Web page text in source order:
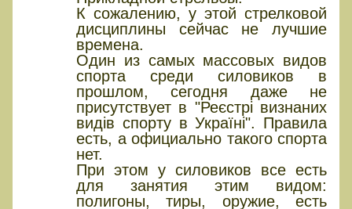
К сожалению, у этой стрелковой
дисциплины сейчас не лучшие
времена.
Один из самых массовых видов
спорта среди силовиков в
прошлом, сегодня даже не
присутствует в "Реєстрі визнаних
видів спорту в Україні". Правила
есть, а официально такого спорта
нет.
При этом у силовиков все есть
для занятия этим видом:
полигоны, тиры, оружие, есть